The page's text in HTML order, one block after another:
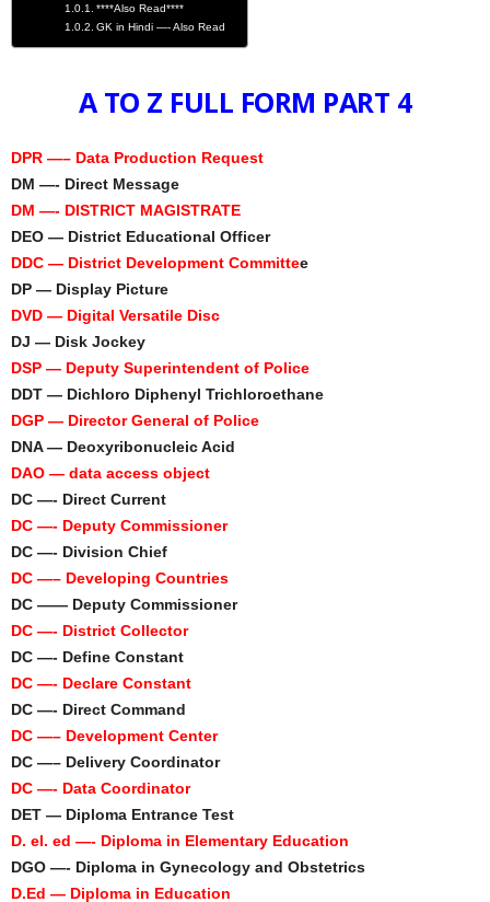
****Also Read****
GK in Hindi —- Also Read
A TO Z FULL FORM PART 4
DPR —– Data Production Request
DM —- Direct Message
DM —- DISTRICT MAGISTRATE
DEO — District Educational Officer
DDC — District Development Committee
DP — Display Picture
DVD — Digital Versatile Disc
DJ — Disk Jockey
DSP — Deputy Superintendent of Police
DDT — Dichloro Diphenyl Trichloroethane
DGP — Director General of Police
DNA — Deoxyribonucleic Acid
DAO — data access object
DC —- Direct Current
DC —- Deputy Commissioner
DC —- Division Chief
DC —– Developing Countries
DC —— Deputy Commissioner
DC —- District Collector
DC —- Define Constant
DC —- Declare Constant
DC —- Direct Command
DC —– Development Center
DC —– Delivery Coordinator
DC —- Data Coordinator
DET — Diploma Entrance Test
D. el. ed —- Diploma in Elementary Education
DGO —- Diploma in Gynecology and Obstetrics
D.Ed — Diploma in Education